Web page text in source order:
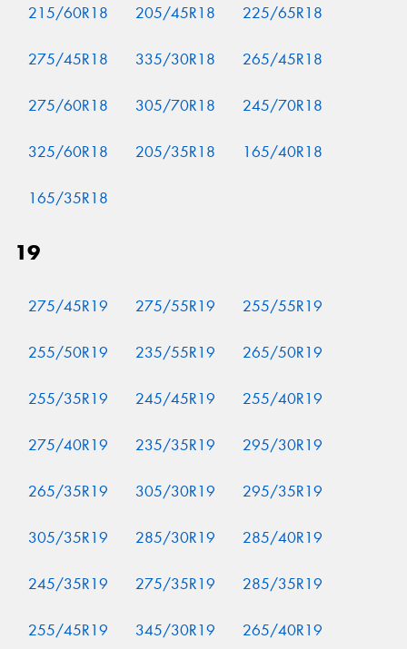
215/60R18 205/45R18 225/65R18
275/45R18 335/30R18 265/45R18
275/60R18 305/70R18 245/70R18
325/60R18 205/35R18 165/40R18
165/35R18
19
275/45R19 275/55R19 255/55R19
255/50R19 235/55R19 265/50R19
255/35R19 245/45R19 255/40R19
275/40R19 235/35R19 295/30R19
265/35R19 305/30R19 295/35R19
305/35R19 285/30R19 285/40R19
245/35R19 275/35R19 285/35R19
255/45R19 345/30R19 265/40R19